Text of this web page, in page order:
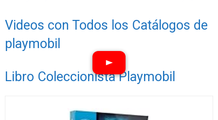
Videos con Todos los Catálogos de
playmobil
Libro Coleccionista Playmobil